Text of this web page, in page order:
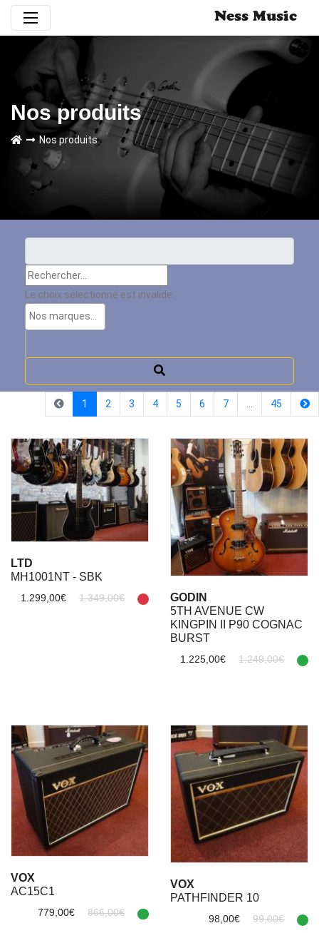
Ness Music
Nos produits
Nos produits
Le choix sélectionné est invalide.
1 (current)
2 3 4 5 6 7 45
LTD
MH1001NT - SBK
1.299,00€ 1.349,00€
GODIN
5TH AVENUE CW
KINGPIN II P90 COGNAC
BURST
1.225,00€ 1.249,00€
VOX
AC15C1
779,00€ 866,00€
VOX
PATHFINDER 10
98,00€ 99,00€